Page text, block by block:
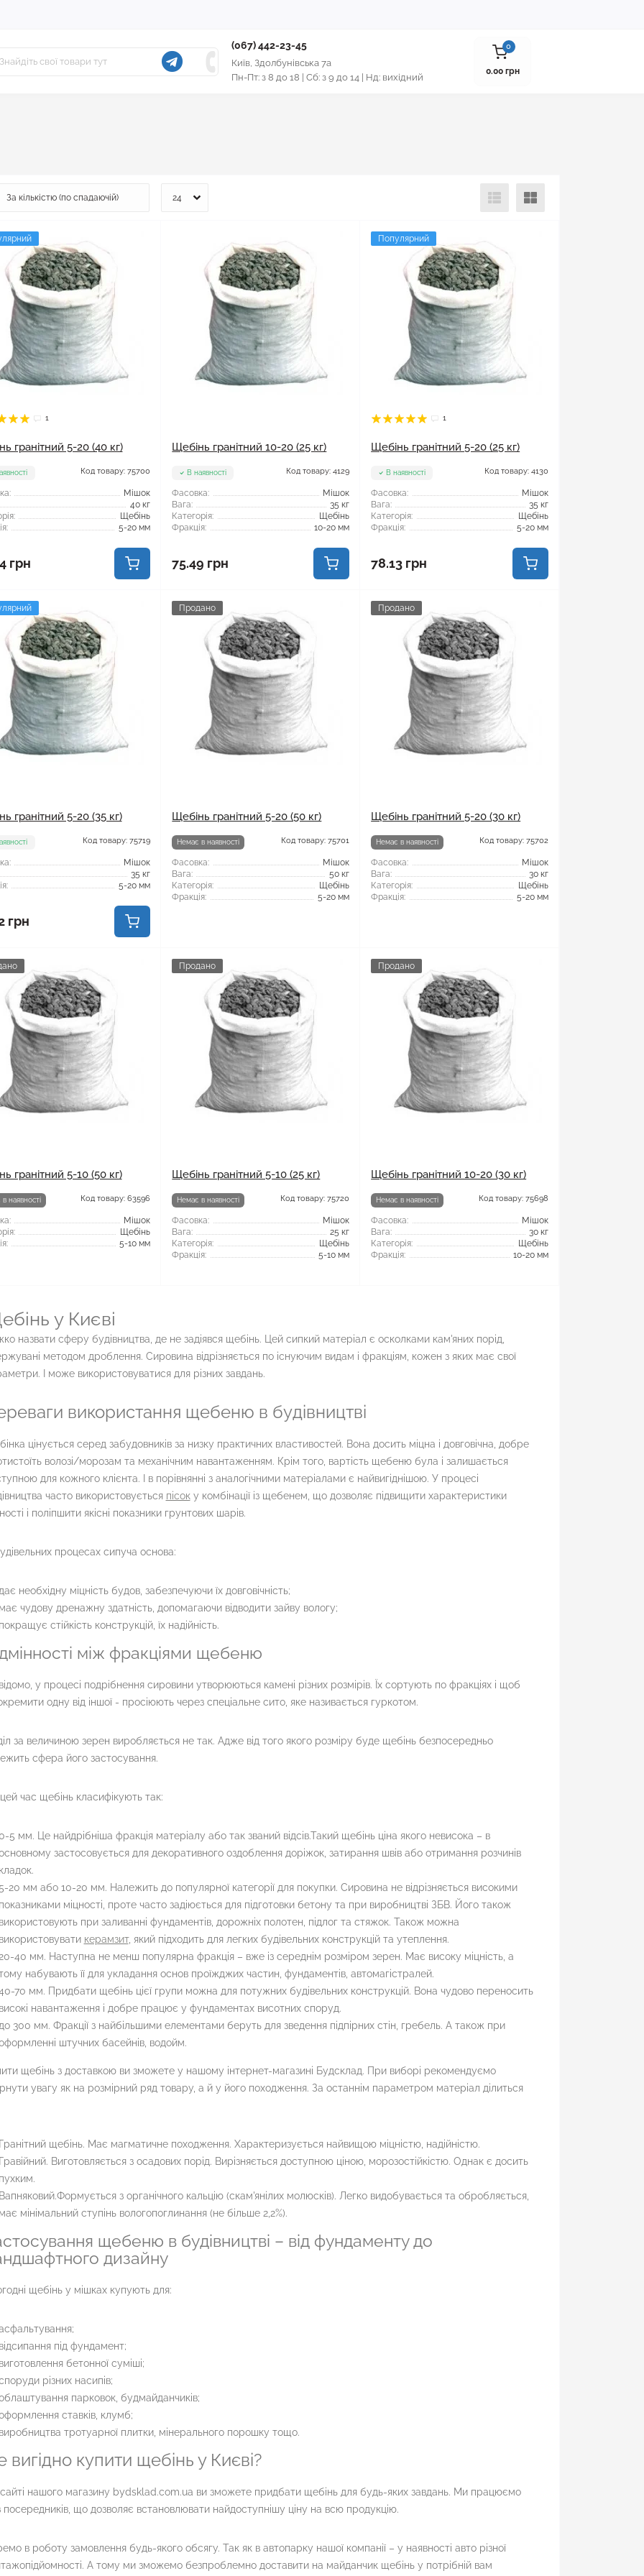
(067) 442-23-45
Київ, Здолбунівська 7а
Пн-Пт: з 8 до 18 | Сб: з 9 до 14 | Нд: вихідний
0
0.00 грн
1
гранітний 5-20 (40 кг)
Код товару: 75700
Мішок
40 кг
Щебінь
5-20 мм
грн
Щебінь гранітний 10-20 (25 кг)
В наявності Код товару: 4129
Фасовка:
Мішок
Вага:
35 кг
Категорія:
Щебінь
Фракція:
10-20 мм
75.49 грн
Популярний
1
Щебінь гранітний 5-20 (25 кг)
В наявності Код товару: 4130
Фасовка:
Мішок
Вага:
35 кг
Категорія:
Щебінь
Фракція:
5-20 мм
78.13 грн
гранітний 5-20 (35 кг)
Код товару: 75719
Мішок
35 кг
5-20 мм
грн
Продано
Щебінь гранітний 5-20 (50 кг)
Немає в наявності Код товару: 75701
Фасовка:
Мішок
Вага:
50 кг
Категорія:
Щебінь
Фракція:
5-20 мм
Продано
Щебінь гранітний 5-20 (30 кг)
Немає в наявності Код товару: 75702
Фасовка:
Мішок
Вага:
30 кг
Категорія:
Щебінь
Фракція:
5-20 мм
гранітний 5-10 (50 кг)
наявності Код товару: 63596
Мішок
Щебінь
5-10 мм
Продано
Щебінь гранітний 5-10 (25 кг)
Немає в наявності Код товару: 75720
Фасовка:
Мішок
Вага:
25 кг
Категорія:
Щебінь
Фракція:
5-10 мм
Продано
Щебінь гранітний 10-20 (30 кг)
Немає в наявності Код товару: 75698
Фасовка:
Мішок
Вага:
30 кг
Категорія:
Щебінь
Фракція:
10-20 мм
у Києві
назвати сферу будівництва, де не задіявся щебінь. Цей сипкий матеріал є осколками кам'яних порід,
методом дроблення. Сировина відрізняється по існуючим видам і фракціям, кожен з яких має свої
І може використовуватися для різних завдань.
використання щебеню в будівництві
цінується серед забудовників за низку практичних властивостей. Вона досить міцна і довговічна, добре
волозі/морозам та механічним навантаженням. Крім того, вартість щебеню була і залишається
для кожного клієнта. І в порівнянні з аналогічними матеріалами є найвигіднішою. У процесі
часто використовується пісоку комбінації із щебенем, що дозволяє підвищити характеристики
і поліпшити якісні показники грунтових шарів.
процесах сипуча основа:
необхідну міцність будов, забезпечуючи їх довговічність;
має чудову дренажну здатність, допомагаючи відводити зайву вологу;
покращує стійкість конструкцій, їх надійність.
між фракціями щебеню
у процесі подрібнення сировини утворюються камені різних розмірів. Їх сортують по фракціях і щоб
одну від іншої - просіюють через спеціальне сито, яке називається гуркотом.
за величиною зерен виробляється не так. Адже від того якого розміру буде щебінь безпосередньо
сфера його застосування.
час щебінь класифікують так:
5 мм. Це найдрібніша фракція матеріалу або так званий відсів.Такий щебінь ціна якого невисока – в
застосовується для декоративного оздоблення доріжок, затирання швів або отримання розчинів
кладок.
20 мм або 10-20 мм. Належить до популярної категорії для покупки. Сировина не відрізняється високими
показниками міцності, проте часто задіюється для підготовки бетону та при виробництві ЗБВ. Його також
використовують при заливанні фундаментів, дорожніх полотен, підлог та стяжок. Також можна
використовувати керамзит, який підходить для легких будівельних конструкцій та утеплення.
40 мм. Наступна не менш популярна фракція – вже із середнім розміром зерен. Має високу міцність, а
набувають її для укладання основ проїжджих частин, фундаментів, автомагістралей.
70 мм. Придбати щебінь цієї групи можна для потужних будівельних конструкцій. Вона чудово переносить
високі навантаження і добре працює у фундаментах висотних споруд.
300 мм. Фракції з найбільшими елементами беруть для зведення підпірних стін, гребель. А також при
штучних басейнів, водойм.
щебінь з доставкою ви зможете у нашому інтернет-магазині Будсклад. При виборі рекомендуємо
увагу як на розмірний ряд товару, а й у його походження. За останнім параметром матеріал ділиться
Гранітний щебінь. Має магматичне походження. Характеризується найвищою міцністю, надійністю.
Гравійний. Виготовляється з осадових порід. Вирізняється доступною ціною, морозостійкістю. Однак є досить
пухким.
Вапняковий.Формується з органічного кальцію (скам'янілих молюсків). Легко видобувається та обробляється,
має мінімальний ступінь вологопоглинання (не більше 2,2%).
щебеню в будівництві – від фундаменту до
дизайну
щебінь у мішках купують для:
відсипання під фундамент;
виготовлення бетонної суміші;
різних насипів;
парковок, будмайданчиків;
ставків, клумб;
виробництва тротуарної плитки, мінерального порошку тощо.
вигідно купити щебінь у Києві?
нашого магазину bydsklad.com.ua ви зможете придбати щебінь для будь-яких завдань. Ми працюємо
посередників, що дозволяє встановлювати найдоступнішу ціну на всю продукцію.
в роботу замовлення будь-якого обсягу. Так як в автопарку нашої компанії – у наявності авто різної
А тому ми зможемо безпроблемно доставити на майданчик щебінь у потрібній вам